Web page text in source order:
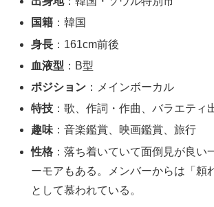
国籍 ：韓国
身長 ：161cm前後
血液型 ：B型
ポジション ：メインボーカル
特技 ：歌、作詞・作曲、バラエティ
趣味：音楽鑑賞、映画鑑賞、旅行
性格 ：落ち着いていて面倒見が良い
ーモアもある。メンバーからは「頼
として慕われている。